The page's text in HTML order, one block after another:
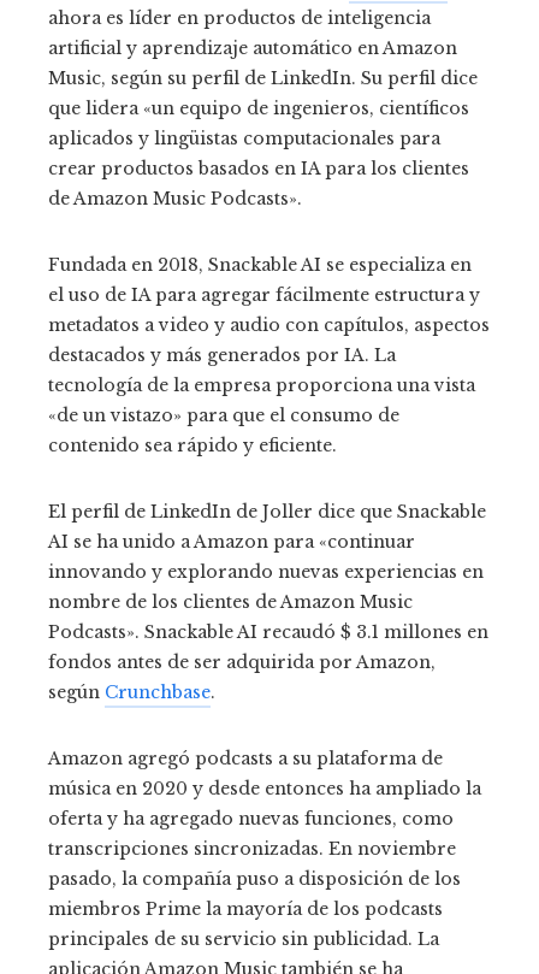
ahora es líder en productos de inteligencia
artificial y aprendizaje automático en Amazon
Music, según su perfil de LinkedIn. Su perfil dice
que lidera «un equipo de ingenieros, científicos
aplicados y lingüistas computacionales para
crear productos basados ​​en IA para los clientes
de Amazon Music Podcasts».
Fundada en 2018, Snackable AI se especializa en
el uso de IA para agregar fácilmente estructura y
metadatos a video y audio con capítulos, aspectos
destacados y más generados por IA. La
tecnología de la empresa proporciona una vista
«de un vistazo» para que el consumo de
contenido sea rápido y eficiente.
El perfil de LinkedIn de Joller dice que Snackable
AI se ha unido a Amazon para «continuar
innovando y explorando nuevas experiencias en
nombre de los clientes de Amazon Music
Podcasts». Snackable AI recaudó $ 3.1 millones en
fondos antes de ser adquirida por Amazon,
según Crunchbase.
Amazon agregó podcasts a su plataforma de
música en 2020 y desde entonces ha ampliado la
oferta y ha agregado nuevas funciones, como
transcripciones sincronizadas. En noviembre
pasado, la compañía puso a disposición de los
miembros Prime la mayoría de los podcasts
principales de su servicio sin publicidad. La
aplicación Amazon Music también se ha